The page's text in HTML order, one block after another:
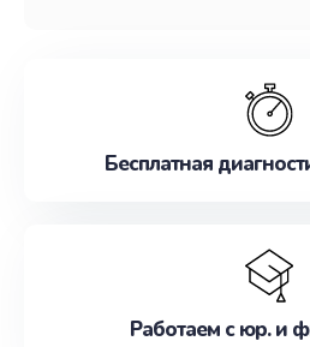
Бесплатная
Работаем с юр. и